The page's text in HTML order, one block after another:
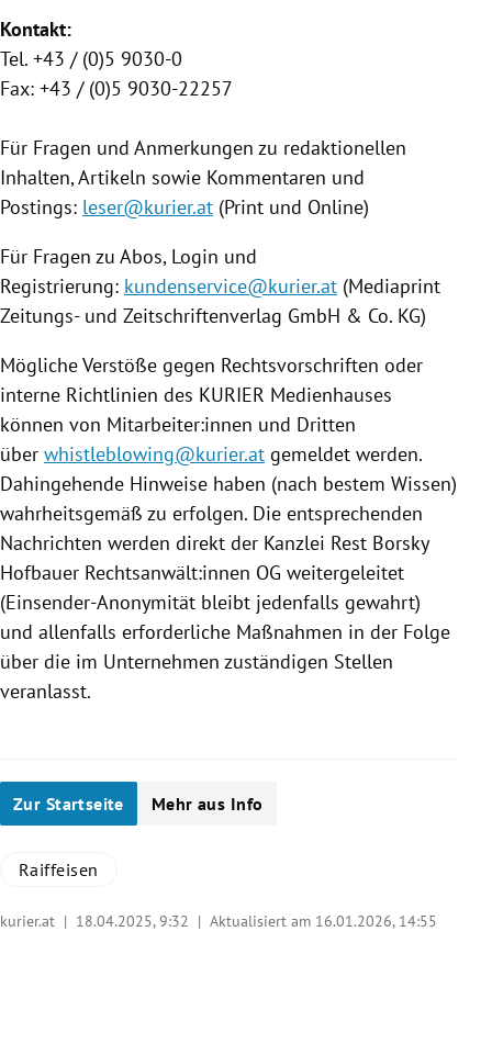
Kontakt:
Tel. +43 / (0)5 9030-0
Fax: +43 / (0)5 9030-22257
Für Fragen und Anmerkungen zu redaktionellen
Inhalten, Artikeln sowie Kommentaren und
Postings: leser@kurier.at (Print und Online)
Für Fragen zu Abos, Login und
Registrierung: kundenservice@kurier.at (Mediaprint
Zeitungs- und Zeitschriftenverlag GmbH & Co. KG)
Mögliche Verstöße gegen Rechtsvorschriften oder
interne Richtlinien des KURIER Medienhauses
können von Mitarbeiter:innen und Dritten
über whistleblowing@kurier.at gemeldet werden.
Dahingehende Hinweise haben (nach bestem Wissen)
wahrheitsgemäß zu erfolgen. Die entsprechenden
Nachrichten werden direkt der Kanzlei Rest Borsky
Hofbauer Rechtsanwält:innen OG weitergeleitet
(Einsender-Anonymität bleibt jedenfalls gewahrt)
und allenfalls erforderliche Maßnahmen in der Folge
über die im Unternehmen zuständigen Stellen
veranlasst.
Zur Startseite Mehr aus Info
Raiffeisen
kurier.at | 18.04.2025, 9:32 | Aktualisiert am 16.01.2026, 14:55